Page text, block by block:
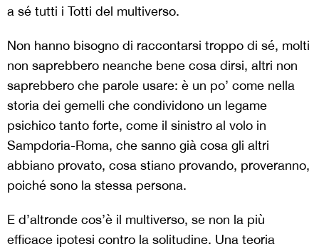
a sé tutti i Totti del multiverso.
Non hanno bisogno di raccontarsi troppo di sé, molti
non saprebbero neanche bene cosa dirsi, altri non
saprebbero che parole usare: è un po’ come nella
storia dei gemelli che condividono un legame
psichico tanto forte, come il sinistro al volo in
Sampdoria-Roma, che sanno già cosa gli altri
abbiano provato, cosa stiano provando, proveranno,
poiché sono la stessa persona.
E d’altronde cos’è il multiverso, se non la più
efficace ipotesi contro la solitudine. Una teoria